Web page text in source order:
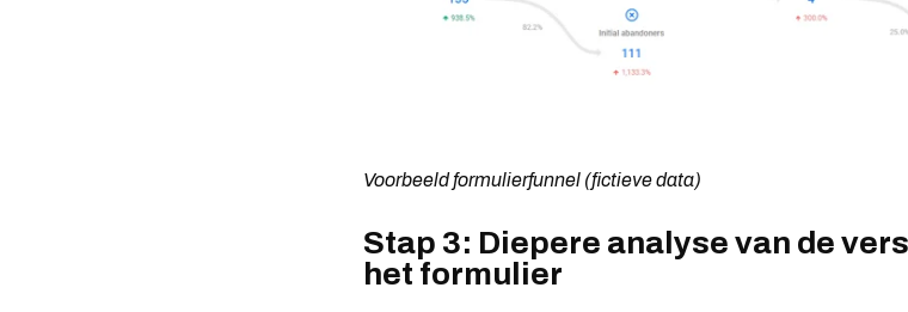
Voorbeeld formulierfunnel (fictieve data)
Stap 3: Diepere analyse van de
het formulier